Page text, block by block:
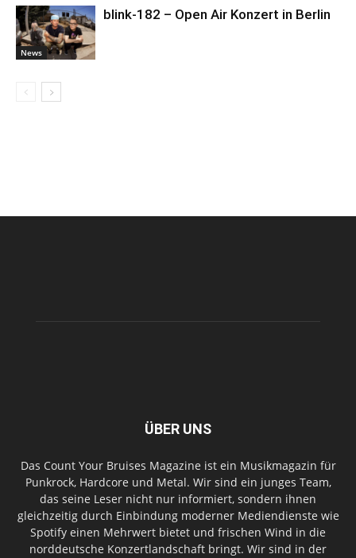
News
blink-182 – Open Air Konzert in Berlin
ÜBER UNS
Das Count Your Bruises Magazine ist ein Musikmagazin für
Punkrock, Hardcore und Metal. Wir sind ein junges Team,
das seine Leser nicht nur informiert, sondern ihnen
gleichzeitig durch Einbindung moderner Mediendienste wie
Spotify einen Mehrwert bietet und frischen Wind in die
norddeutsche Konzertlandschaft bringt. Wir sind in der